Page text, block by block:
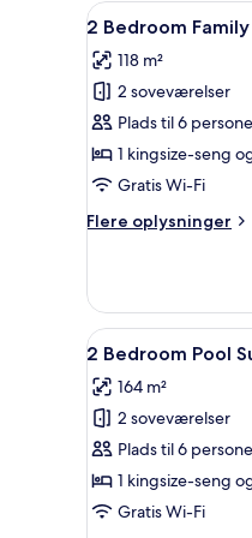
Indlæs
alle
billeder
af
2
Bedroom
Family
6
2 Bedroom
118 m²
2 soveværelser
Plads til 6
1 kingsize-seng
Gratis Wi-Fi
Flere oplysninger
Flere
Bedroom
Family
Suite
Indlæs
alle
billeder
af
2
Bedroom
Pool
5
2 Bedroom Pool
164 m²
2 soveværelser
Plads til 6
1 kingsize-seng
Gratis Wi-Fi